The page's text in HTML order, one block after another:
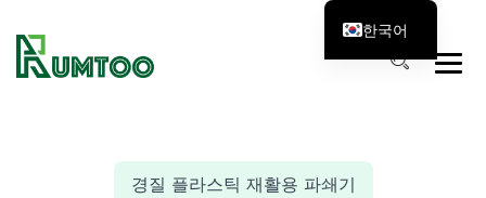
경질 플라스틱 재활용 파쇄기
한국어